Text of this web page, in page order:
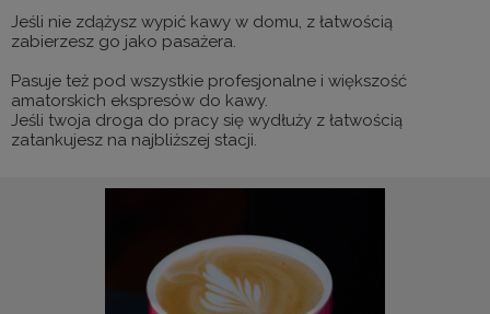
Jeśli nie zdążysz wypić kawy w domu, z łatwością
zabierzesz go jako pasażera.
Pasuje też pod wszystkie profesjonalne i większość
amatorskich ekspresów do kawy.
Jeśli twoja droga do pracy się wydłuży z łatwością
zatankujesz na najbliższej stacji.